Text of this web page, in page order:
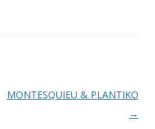
MONTESQUIEU & PLANTIKO
→